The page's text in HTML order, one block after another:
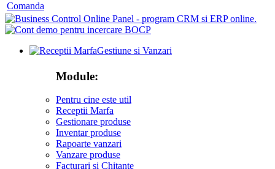
Comanda
Gestiune si Vanzari
Module:
Pentru cine este util
Receptii Marfa
Gestionare produse
Inventar produse
Rapoarte vanzari
Vanzare produse
Facturari si Chitante